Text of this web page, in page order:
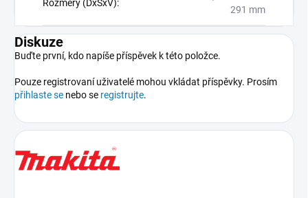
Rozměry (DxŠxV):
291 mm
Diskuze
Buďte první, kdo napíše příspěvek k této položce.
Pouze registrovaní uživatelé mohou vkládat příspěvky. Prosím
přihlaste se nebo se registrujte.